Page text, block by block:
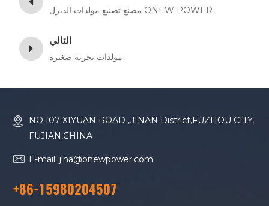
مصنع تصنيع مولدات الديزل ONEW POWER
التالي
مولدات بحرية صغيرة
NO.107 XIYUAN ROAD ,JINAN District,FUZHOU CITY,
FUJIAN,CHINA
E-mail: jina@onewpower.com
+86-15980204507